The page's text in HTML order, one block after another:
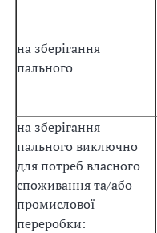
на зберігання
пального
на зберігання
пального виключно
для потреб власного
споживання та/або
промислової
переробки: